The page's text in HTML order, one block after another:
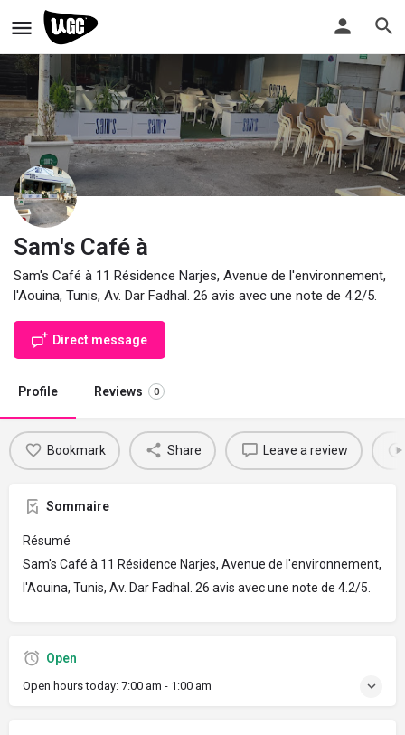
Sam's Café à
Sam's Café à 11 Résidence Narjes, Avenue de l'environnement,
l'Aouina, Tunis, Av. Dar Fadhal. 26 avis avec une note de 4.2/5.
Direct message
Profile Reviews 0
Bookmark Share Leave a review
Sommaire
Résumé
Sam's Café à 11 Résidence Narjes, Avenue de l'environnement,
l'Aouina, Tunis, Av. Dar Fadhal. 26 avis avec une note de 4.2/5.
Open
Open hours today: 7:00 am - 1:00 am